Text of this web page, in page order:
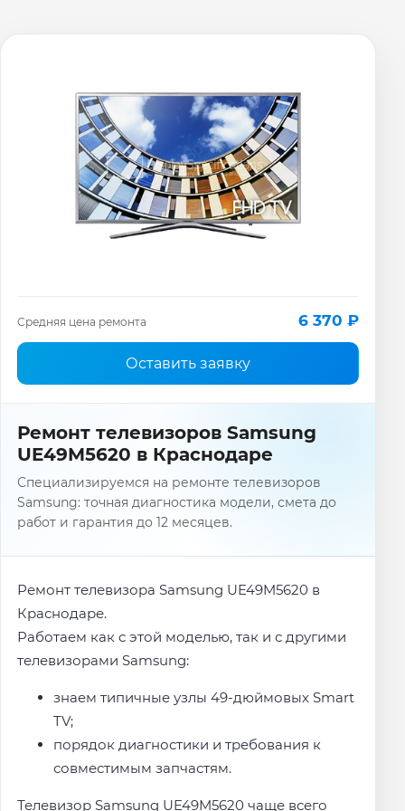
Средняя цена ремонта 6 370 ₽
Оставить заявку
Ремонт телевизоров Samsung
UE49M5620 в Краснодаре
Специализируемся на ремонте телевизоров
Samsung: точная диагностика модели, смета до
работ и гарантия до 12 месяцев.
Ремонт телевизора Samsung UE49M5620 в
Краснодаре.
Работаем как с этой моделью, так и с другими
телевизорами Samsung:
знаем типичные узлы 49-дюймовых Smart
TV;
порядок диагностики и требования к
совместимым запчастям.
Телевизор Samsung UE49M5620 чаще всего